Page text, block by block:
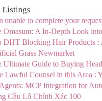
Listings
unable to complete your
Omasum: A In-Depth Look
DHT Blocking Hair Products :
Grass Newmarket
Ultimate Guide to Buying
Lawful Counsel in this Area :
MCP Integration for
Cầu Lô Chính Xác 100